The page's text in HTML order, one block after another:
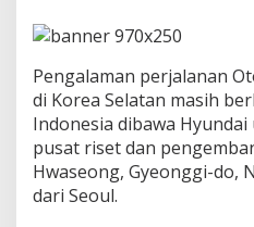
n
t
r
,
I
n
t
i
Pengalaman perjalanan
di Korea Selatan masih
Indonesia dibawa
pusat riset dan
Hwaseong, Gyeonggi-do,
dari Seoul.